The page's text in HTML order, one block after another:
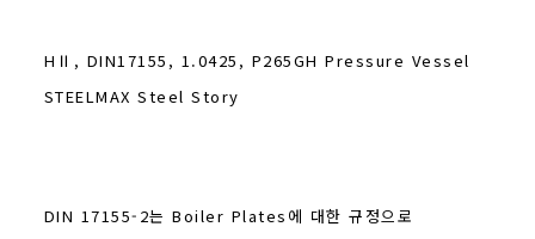
HⅡ, DIN17155, 1.0425, P265GH Pressure Vessel
STEELMAX Steel Story
DIN 17155-2는 Boiler Plates에 대한 규정으로